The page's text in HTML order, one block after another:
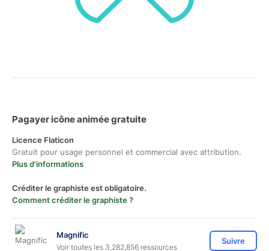
Pagayer icône animée gratuite
Licence Flaticon
Gratuit pour usage personnel et commercial avec attribution.
Plus d'informations
Créditer le graphiste est obligatoire.
Comment créditer le graphiste ?
Magnific
Voir toutes les 3,282,856 ressources
Suivre